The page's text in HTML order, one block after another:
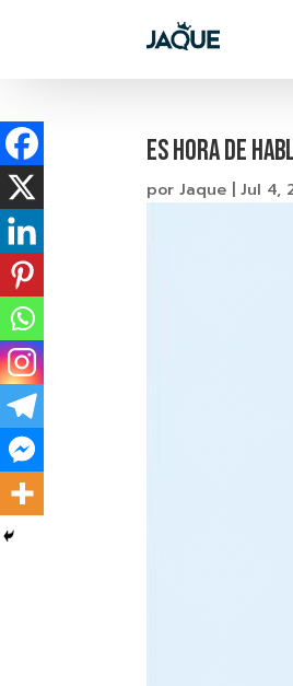
Es hora de
porJaque |Jul 4,